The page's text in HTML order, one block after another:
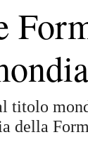
titolo
della